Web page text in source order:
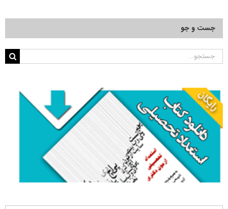
جست و جو
جستجو